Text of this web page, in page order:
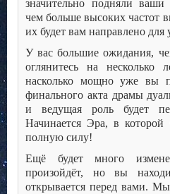
значительно подняли
чем больше высоких частот
их будет вам направлено для
У вас большие ожидания,
оглянитесь на несколько
насколько мощно уже вы
финального акта драмы
и ведущая роль будет
Начинается Эра, в
полную силу!
Ещё будет много
произойдёт, но вы
открывается перед вами.